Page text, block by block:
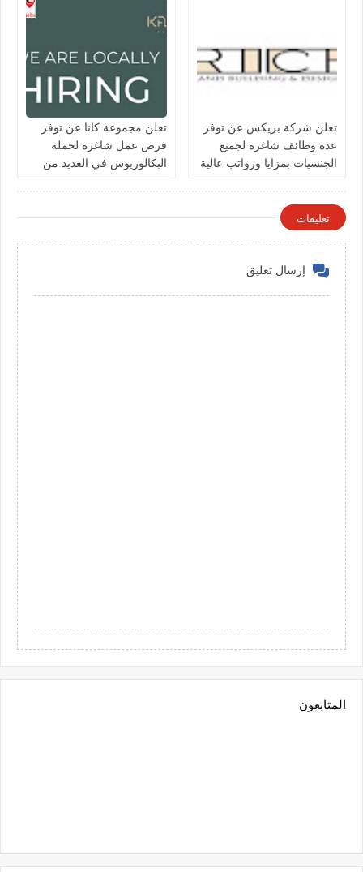
تعلن شركة بريكس عن توفر
عدة وظائف شاغرة لجميع
الجنسيات بمزايا ورواتب عالية
تعلن مجموعة كانا عن توفر
فرص عمل شاغرة لحملة
البكالوريوس في العديد من
تعليقات
إرسال تعليق
المتابعون